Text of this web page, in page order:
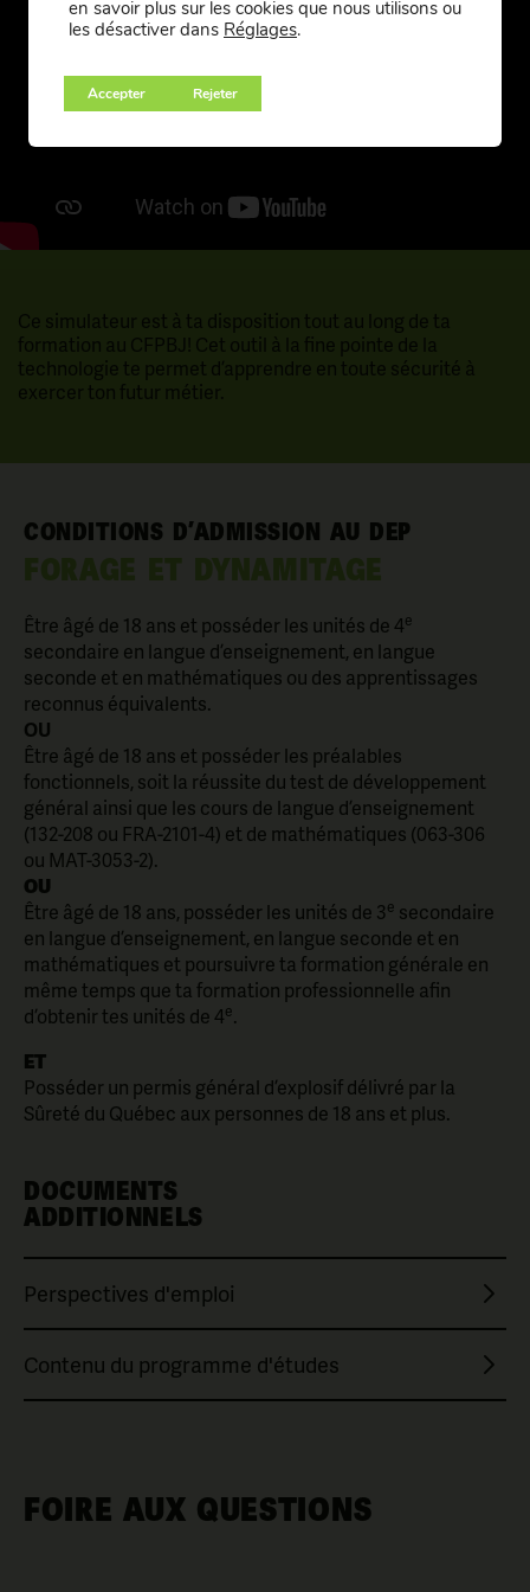
Ce simulateur est à ta disposition tout au long de ta
formation au CFPBJ! Cet outil à la fine pointe de la
technologie te permet d’apprendre en toute sécurité à
exercer ton futur métier.
CONDITIONS D’ADMISSION AU DEP
FORAGE ET DYNAMITAGE
Être âgé de 18 ans et posséder les unités de 4e
secondaire en langue d’enseignement, en langue
seconde et en mathématiques ou des apprentissages
reconnus équivalents.
OU
Être âgé de 18 ans et posséder les préalables
fonctionnels, soit la réussite du test de développement
général ainsi que les cours de langue d’enseignement
(132-208 ou FRA-2101-4) et de mathématiques (063-306
ou MAT-3053-2).
OU
Être âgé de 18 ans, posséder les unités de 3e secondaire
en langue d’enseignement, en langue seconde et en
mathématiques et poursuivre ta formation générale en
même temps que ta formation professionnelle afin
d’obtenir tes unités de 4e.
ET
Posséder un permis général d’explosif délivré par la
Sûreté du Québec aux personnes de 18 ans et plus.
DOCUMENTS
ADDITIONNELS
Perspectives d'emploi
Contenu du programme d'études
FOIRE AUX QUESTIONS
en savoir plus sur les cookies que nous utilisons ou
les désactiver dans Réglages.
Accepter Rejeter